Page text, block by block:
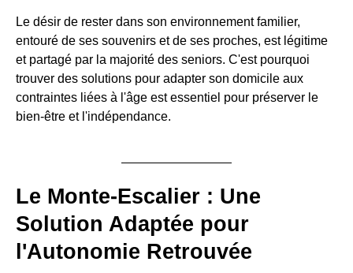
Le désir de rester dans son environnement familier,
entouré de ses souvenirs et de ses proches, est légitime
et partagé par la majorité des seniors. C'est pourquoi
trouver des solutions pour adapter son domicile aux
contraintes liées à l'âge est essentiel pour préserver le
bien-être et l'indépendance.
Le Monte-Escalier : Une
Solution Adaptée pour
l'Autonomie Retrouvée